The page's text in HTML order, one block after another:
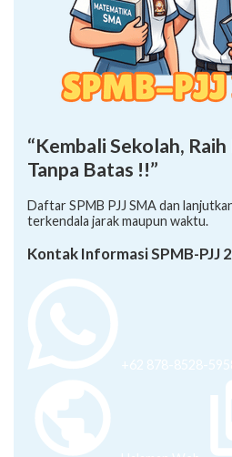
“Kembali Sekolah,
Tanpa Batas !!”
Daftar SPMB PJJ SMA dan
terkendala jarak maupun waktu.
Kontak Informasi SPMB-PJJ
+62 878-8528-